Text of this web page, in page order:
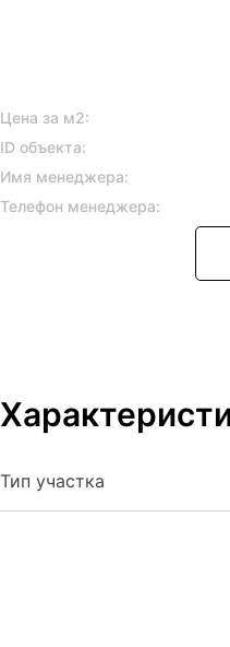
Цена за м2:
ID объекта:
Имя менеджера:
Телефон менеджера:
Тип участка